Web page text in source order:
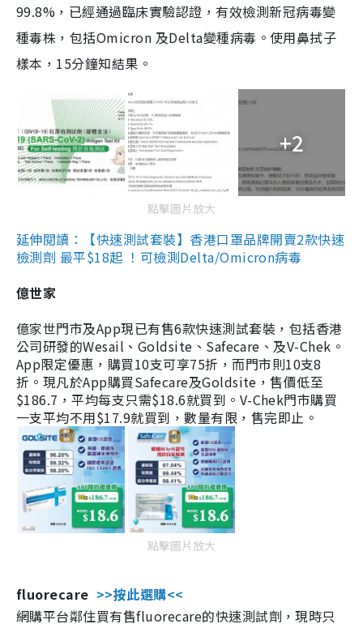
99.8%，已經通過臨床實驗認證，有效檢測新冠病毒變
種毒株，包括Omicron 及Delta變種病毒。使用鼻拭子
樣本，15分鐘知結果。
+2
點擊圖片放大
延伸閱讀：【快速測試套裝】香港口罩品牌開賣2款快速
檢測劑 最平$18起 ！可檢測Delta/Omicron病毒
億世家
億家世門市及App現已有售6款快速測試套裝，包括香港
公司研發的Wesail、Goldsite、Safecare、及V-Chek。
App限定優惠，購買10支可享75折，而門市則10支8
折。現凡於App購買Safecare及Goldsite，售價低至
$186.7，平均每支只需$18.6就買到。V-Chek門市購買
一支平均不用$17.9就買到，數量有限，售完即止。
點擊圖片放大
fluorecare >>按此選購<<
網購平台鄰住買有售fluorecare的快速測試劑，現時只